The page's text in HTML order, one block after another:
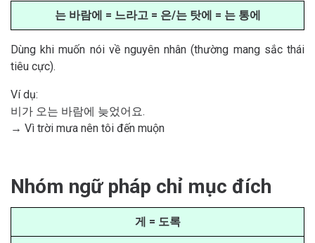
는 바람에 = 느라고 = 은/는 탓에 = 는 통에
Dùng khi muốn nói về nguyên nhân (thường mang sắc thái
tiêu cực).
Ví dụ:
비가 오는 바람에 늦었어요.
→ Vì trời mưa nên tôi đến muộn
Nhóm ngữ pháp chỉ mục đích
게 = 도록